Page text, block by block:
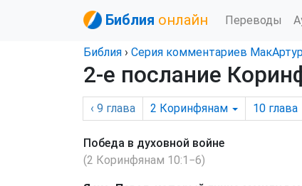
Библия онлайн Переводы
Библия › Серия комментариев
2-е послание
‹ 9 глава 2 Коринфянам 10 глава
Победа в духовной войне
(2 Коринфянам 10:1−6)